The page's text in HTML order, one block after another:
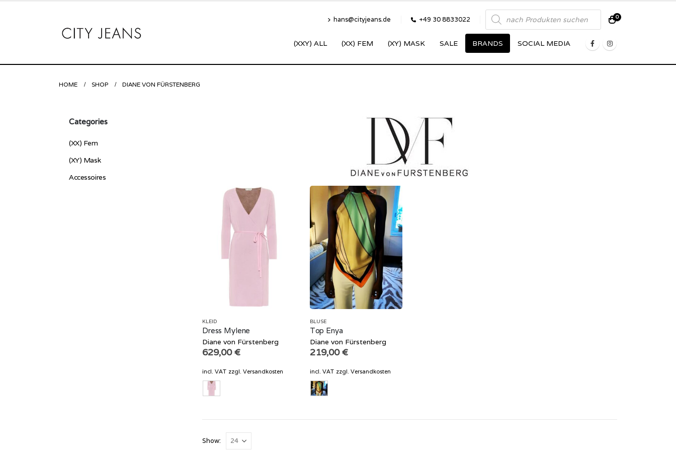
hans@cityjeans.de +49 30 8833022
Products
search 0
(XXY) ALL (XX) FEM (XY) MASK SALE BRANDS SOCIAL MEDIA
HOME SHOP DIANE VON FÜRSTENBERG
KLEID
Dress Mylene
Diane von Fürstenberg
629,00€
incl. VAT zzgl. Versandkosten
BLUSE
Top Enya
Diane von Fürstenberg
219,00€
incl. VAT zzgl. Versandkosten
Show:
Categories
(XX) Fem
(XY) Mask
Accessoires